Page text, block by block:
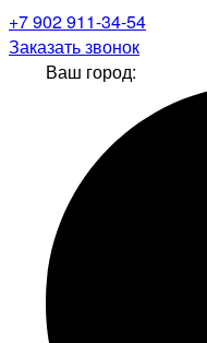
+7 902 911-34-54
Заказать звонок
Ваш город: